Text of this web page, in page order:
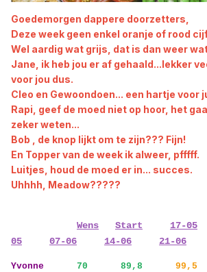
Goedemorgen dappere doorzetters,
Deze week geen enkel oranje of rood
Wel aardig wat grijs, dat is dan weer
Jane, ik heb jou er af gehaald...lekker
voor jou dus.
Cleo en Gewoondoen... een hartje voor
Rapi, geef de moed niet op hoor, het
zeker weten...
Bob , de knop lijkt om te zijn??? Fijn!
En Topper van de week ik alweer, pfffff.
Luitjes, houd de moed er in... succes.
Uhhhh, Meadow?????
Wens Start 17-05
05
07-06 14-06 21-06
Yvonne 70 89,8